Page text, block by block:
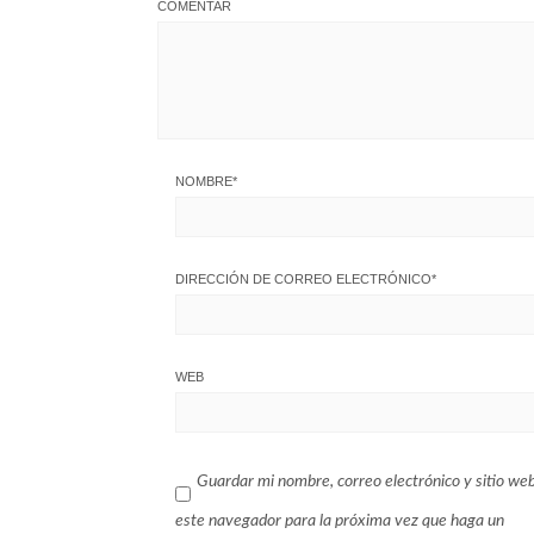
COMENTAR
NOMBRE*
DIRECCIÓN DE CORREO ELECTRÓNICO*
WEB
Guardar mi nombre, correo electrónico y sitio
este navegador para la próxima vez que haga un